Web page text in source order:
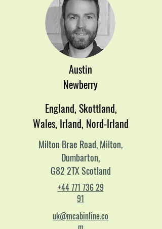
Austin
Newberry
England, Skottland,
Wales, Irland, Nord-Irland
Milton Brae Road, Milton,
Dumbarton,
G82 2TX Scotland
+44 771 736 29
91
uk@mcabinline.co